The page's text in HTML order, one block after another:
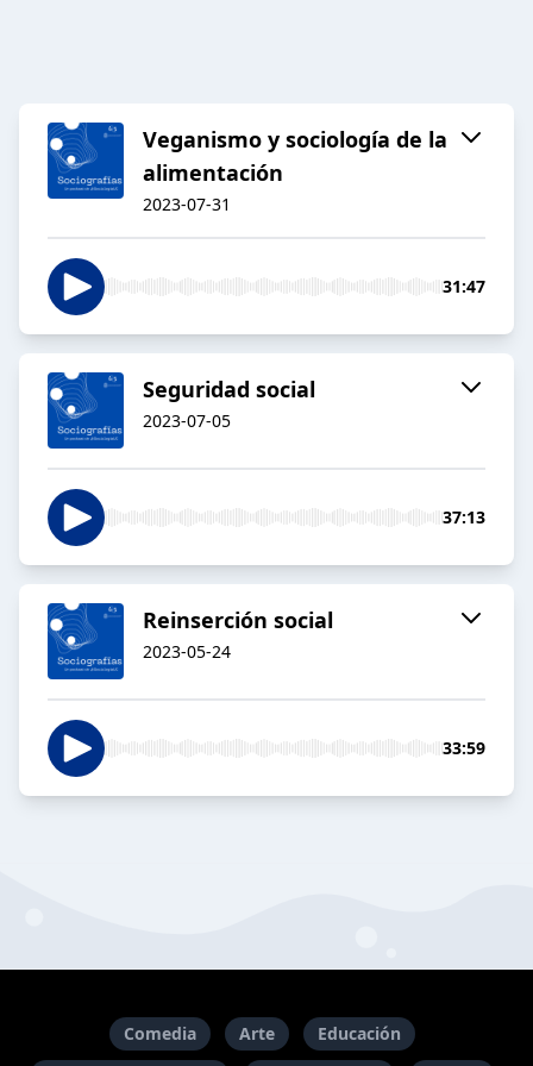
Veganismo y sociología de la
alimentación
2023-07-31
31:47
Seguridad social
2023-07-05
37:13
Reinserción social
2023-05-24
33:59
Comedia Arte
Educación